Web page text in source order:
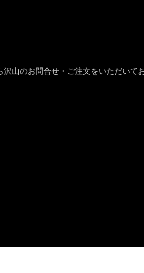
山のお問合せ・ご注文をいただいて